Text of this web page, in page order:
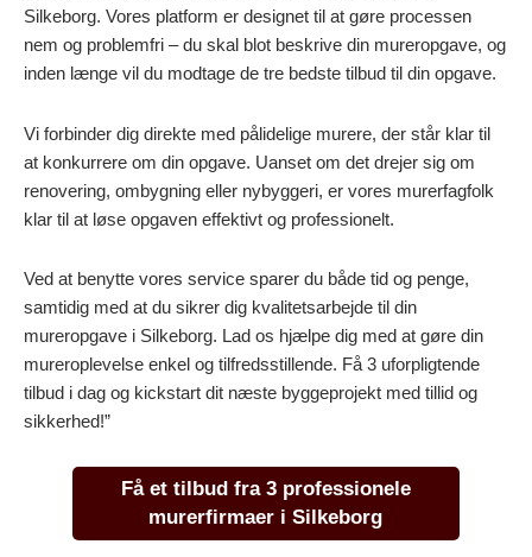
Silkeborg. Vores platform er designet til at gøre processen
nem og problemfri – du skal blot beskrive din mureropgave, og
inden længe vil du modtage de tre bedste tilbud til din opgave.
Vi forbinder dig direkte med pålidelige murere, der står klar til
at konkurrere om din opgave. Uanset om det drejer sig om
renovering, ombygning eller nybyggeri, er vores murerfagfolk
klar til at løse opgaven effektivt og professionelt.
Ved at benytte vores service sparer du både tid og penge,
samtidig med at du sikrer dig kvalitetsarbejde til din
mureropgave i Silkeborg. Lad os hjælpe dig med at gøre din
mureroplevelse enkel og tilfredsstillende. Få 3 uforpligtende
tilbud i dag og kickstart dit næste byggeprojekt med tillid og
sikkerhed!”
Få et tilbud fra 3 professionele
murerfirmaer i Silkeborg